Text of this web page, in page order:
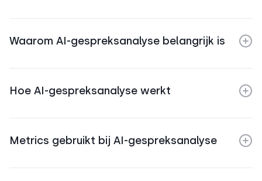
Waarom AI-gespreksanalyse belangrijk is
Hoe AI-gespreksanalyse werkt
Metrics gebruikt bij AI-gespreksanalyse